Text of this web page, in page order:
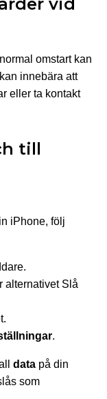
omstart kan
innebära att
eller ta kontakt
till
iPhone, följ
alternativet Slå
.
data på din
som